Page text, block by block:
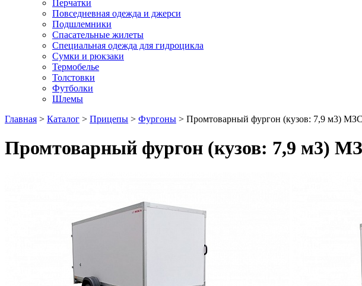
Перчатки
Повседневная одежда и джерси
Подшлемники
Спасательные жилеты
Специальная одежда для гидроцикла
Сумки и рюкзаки
Термобелье
Толстовки
Футболки
Шлемы
Главная > Каталог > Прицепы > Фургоны > Промтоварный фургон (кузов: 7,9 м3)
Промтоварный фургон (кузов: 7,9 м3)